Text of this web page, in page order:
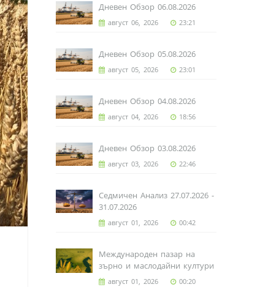
Дневен Обзор 06.08.2026
август 06, 2026 23:21
Дневен Обзор 05.08.2026
август 05, 2026 23:01
Дневен Обзор 04.08.2026
август 04, 2026 18:56
Дневен Обзор 03.08.2026
август 03, 2026 22:46
Седмичен Анализ 27.07.2026 -
31.07.2026
август 01, 2026 00:42
Международен пазар на
зърно и маслодайни култури
август 01, 2026 00:20